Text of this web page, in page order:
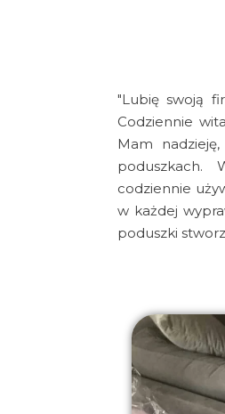
"Lubię swoją
Codziennie
Mam
poduszkach.
codziennie
w każdej
poduszki